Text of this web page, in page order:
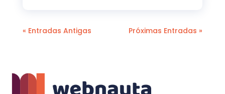
« Entradas Antigas Próximas Entradas »